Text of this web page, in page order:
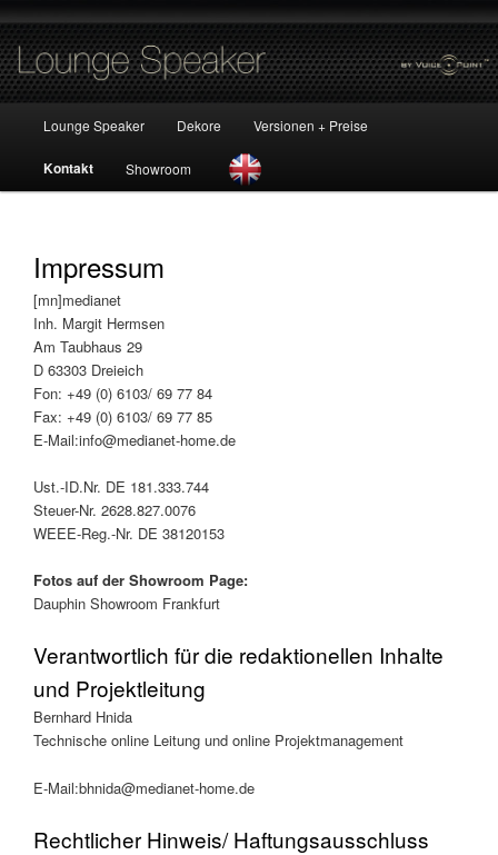
Zum Inhalt wechseln
Lounge Speaker Dekore Versionen + Preise
Kontakt Showroom
Impressum
[mn]medianet
Inh. Margit Hermsen
Am Taubhaus 29
D 63303 Dreieich
Fon: +49 (0) 6103/ 69 77 84
Fax: +49 (0) 6103/ 69 77 85
E-Mail:info@medianet-home.de
Ust.-ID.Nr. DE 181.333.744
Steuer-Nr. 2628.827.0076
WEEE-Reg.-Nr. DE 38120153
Fotos auf der Showroom Page:
Dauphin Showroom Frankfurt
Verantwortlich für die redaktionellen Inhalte
und Projektleitung
Bernhard Hnida
Technische online Leitung und online Projektmanagement
E-Mail:bhnida@medianet-home.de
Rechtlicher Hinweis/ Haftungsausschluss